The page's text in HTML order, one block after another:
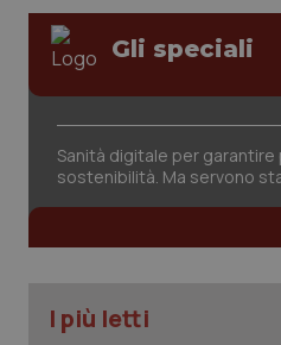
Gli speciali
Sanità digitale per garantire
sostenibilità. Ma servono
I più letti
session-id
_ga